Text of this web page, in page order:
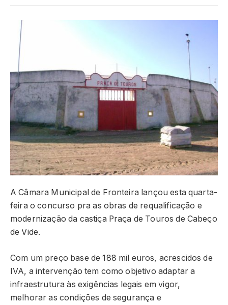
A Câmara Municipal de Fronteira lançou esta quarta-
feira o concurso pra as obras de requalificação e
modernização da castiça Praça de Touros de Cabeço
de Vide.
Com um preço base de 188 mil euros, acrescidos de
IVA, a intervenção tem como objetivo adaptar a
infraestrutura às exigências legais em vigor,
melhorar as condições de segurança e